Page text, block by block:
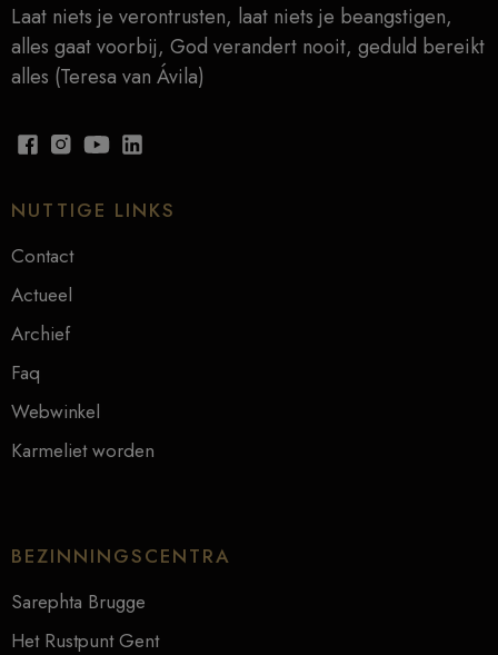
Laat niets je verontrusten, laat niets je beangstigen,
alles gaat voorbij, God verandert nooit, geduld bereikt
alles (Teresa van Ávila)
NUTTIGE LINKS
Contact
Actueel
Archief
Faq
Webwinkel
Karmeliet worden
BEZINNINGSCENTRA
Sarephta Brugge
Het Rustpunt Gent